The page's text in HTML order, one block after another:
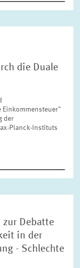
KÖNIG-AWARD
die Duale
Einkommensteuer"
der
Planck-Instituts
zur Debatte
in der
- Schlechte